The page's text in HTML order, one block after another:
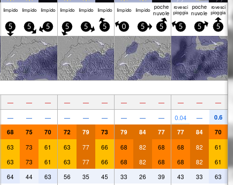
limp­ido limp­ido limp­ido limp­ido limp­ido limp­ido limp­ido limp­ido poche
nuvole
rovesci
pioggia
poche
nuvole
rovesci
pioggia
5 5 5 5 5 5 0 5 5 5 5 5
— — — — — — — — — — — —
— — — — — — — — — 0.04 — 0.6
68 75 70 72 79 73 79 84 77 77 84 70
63 73 61 63 77 66 68 82 68 68 82 61
63 73 61 63 77 66 68 82 68 68 82 61
64 44 63 56 35 45 33 26 39 43 33 63